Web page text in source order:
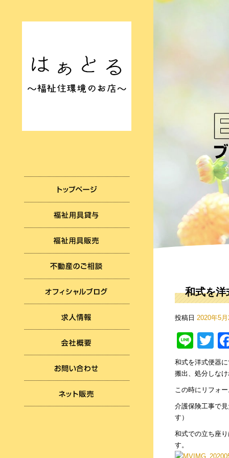
和式を洋
投稿日 2020年5
Line
和式を洋式便器
搬出、処分しな
この時にリフォ
介護保険工事で
す）
和式での立ち座
す。